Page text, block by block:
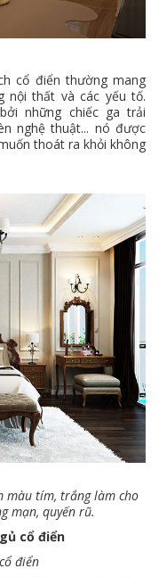
cổ điển thường mang
nội thất và các yếu tố.
những chiếc ga trải
nghệ thuật... nó được
thoát ra khỏi không
màu tím, trắng làm cho
mạn, quyến rũ.
cổ điển
điển